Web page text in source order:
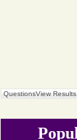
QuestionsView Results